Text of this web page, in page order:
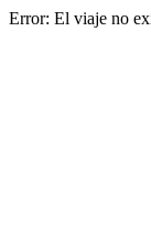
Error: El viaje no